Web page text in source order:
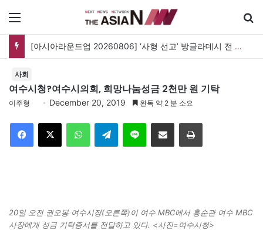
[아시아라운드업 20260806] ‘사형 선고’ 방글라데시 전 총리, 도피국 인도서 연설
사회
여수시청?여수시의회, 희망나눔성금 2천만 원 기탁
이주형 December 20, 2019 완독 약 2 분 소요
Telegram 이메일
20일 오전 권오봉 여수시장(오른쪽)이 여수 MBC에서 홍순관 여수 MBC
사장에게 성금 기탁증서를 전달하고 있다. <사진=여수시청>